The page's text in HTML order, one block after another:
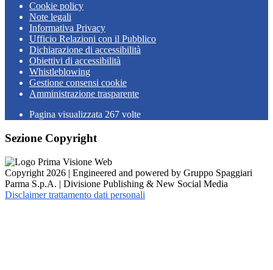
Cookie policy
Note legali
Informativa Privacy
Ufficio Relazioni con il Pubblico
Dichiarazione di accessibilità
Obiettivi di accessibilità
Whistleblowing
Gestione consensi cookie
Amministrazione trasparente
Pagina visualizzata 267 volte
Sezione Copyright
Copyright 2026 | Engineered and powered by Gruppo Spaggiari
Parma S.p.A. | Divisione Publishing & New Social Media
Disclaimer trattamento dati personali